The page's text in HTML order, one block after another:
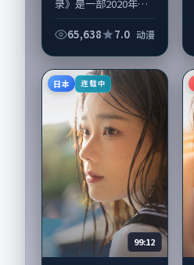
录》是一部2020年前
漫，由文牧野执导，
参与重要戏份。故事
围绕当代都市中的抉...
65,638 7.0 动漫
日本 连载中
99:12